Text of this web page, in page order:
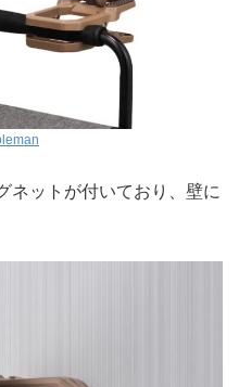
ネットが付いており、壁に